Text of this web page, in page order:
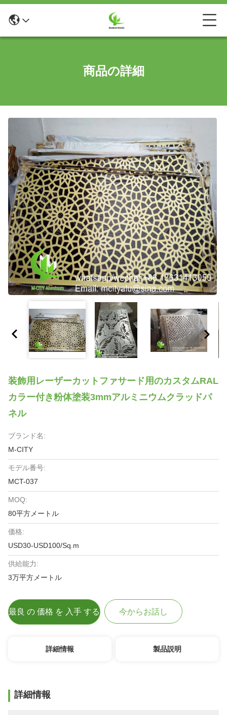
商品の詳細
装飾用レーザーカットファサード用のカスタムRAL
カラー付き粉体塗装3mmアルミニウムクラッドパ
ネル
ブランド名:
M-CITY
モデル番号:
MCT-037
MOQ:
80平方メートル
価格:
USD30-USD100/Sq.m
供給能力:
3万平方メートル
最良 の 価格 を 入手 する 今からお話し
詳細情報 製品説明
詳細情報